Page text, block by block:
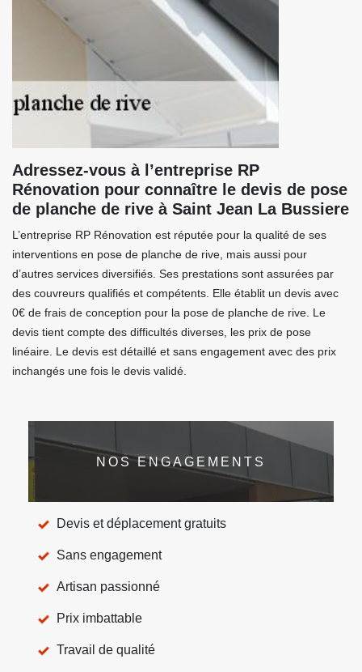
Adressez-vous à l’entreprise RP
Rénovation pour connaître le devis de pose
de planche de rive à Saint Jean La Bussiere
L’entreprise RP Rénovation est réputée pour la qualité de ses
interventions en pose de planche de rive, mais aussi pour
d’autres services diversifiés. Ses prestations sont assurées par
des couvreurs qualifiés et compétents. Elle établit un devis avec
0€ de frais de conception pour la pose de planche de rive. Le
devis tient compte des difficultés diverses, les prix de pose
linéaire. Le devis est détaillé et sans engagement avec des prix
inchangés une fois le devis validé.
NOS ENGAGEMENTS
Devis et déplacement gratuits
Sans engagement
Artisan passionné
Prix imbattable
Travail de qualité